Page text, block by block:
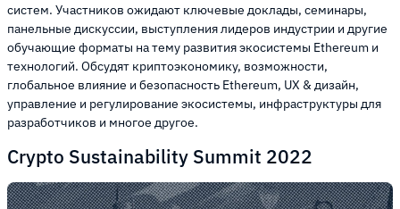
систем. Участников ожидают ключевые доклады, семинары,
панельные дискуссии, выступления лидеров индустрии и другие
обучающие форматы на тему развития экосистемы Ethereum и
технологий. Обсудят криптоэкономику, возможности,
глобальное влияние и безопасность Ethereum, UX & дизайн,
управление и регулирование экосистемы, инфраструктуры для
разработчиков и многое другое.
Crypto Sustainability Summit 2022